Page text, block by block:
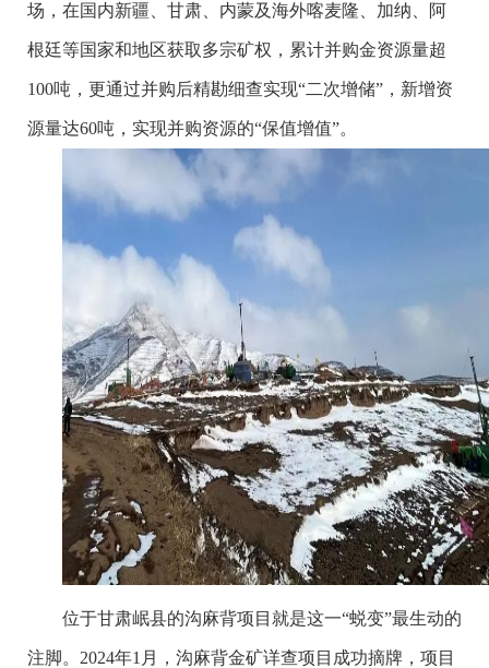
场，在国内新疆、甘肃、内蒙及海外喀麦隆、加纳、阿
根廷等国家和地区获取多宗矿权，累计并购金资源量超
100吨，更通过并购后精勘细查实现“二次增储”，新增资
源量达60吨，实现并购资源的“保值增值”。
位于甘肃岷县的沟麻背项目就是这一“蜕变”最生动的
注脚。2024年1月，沟麻背金矿详查项目成功摘牌，项目